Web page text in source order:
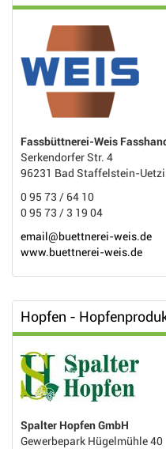
Fassbüttnerei-Weis
Serkendorfer Str. 4
96231 Bad Staffelstein-
0 95 73 / 64 10
0 95 73 / 3 19 04
email@buettnerei-weis.de
www.buettnerei-weis.de
Hopfen -
Spalter Hopfen GmbH
Gewerbepark Hügelmühle 40